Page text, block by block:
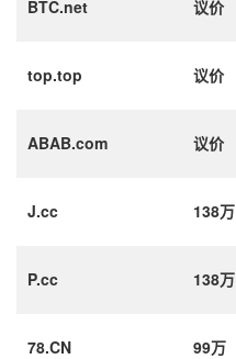
BTC.net 议价
top.top 议价
ABAB.com 议价
J.cc 138万
P.cc 138万
78.CN 99万